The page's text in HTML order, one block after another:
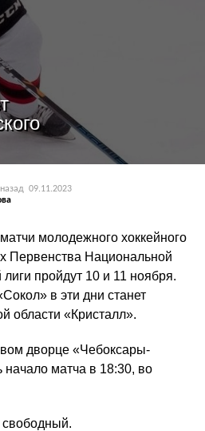
09.11.2023
молодежного хоккейного
Первенства Национальной
пройдут 10 и 11 ноября.
в эти дни станет
области «Кристалл».
дворце «Чебоксары-
матча в 18:30, во